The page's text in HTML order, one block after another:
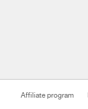
Affiliate program